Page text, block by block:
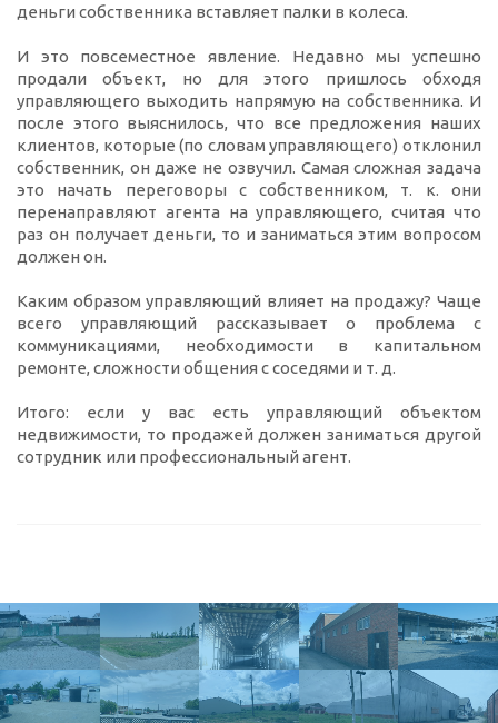
деньги собственника вставляет палки в колеса.
И это повсеместное явление. Недавно мы успешно
продали объект, но для этого пришлось обходя
управляющего выходить напрямую на собственника. И
после этого выяснилось, что все предложения наших
клиентов, которые (по словам управляющего) отклонил
собственник, он даже не озвучил. Самая сложная задача
это начать переговоры с собственником, т. к. они
перенаправляют агента на управляющего, считая что
раз он получает деньги, то и заниматься этим вопросом
должен он.
Каким образом управляющий влияет на продажу? Чаще
всего управляющий рассказывает о проблема с
коммуникациями, необходимости в капитальном
ремонте, сложности общения с соседями и т. д.
Итого: если у вас есть управляющий объектом
недвижимости, то продажей должен заниматься другой
сотрудник или профессиональный агент.